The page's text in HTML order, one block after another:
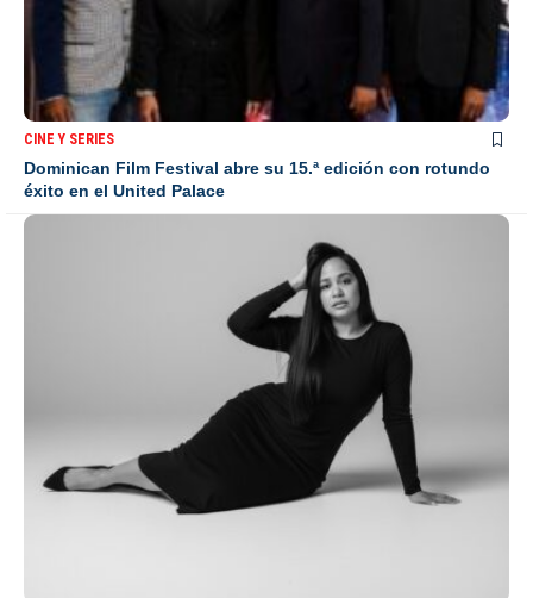
CINE Y SERIES
Dominican Film Festival abre su 15.ª edición con rotundo
éxito en el United Palace